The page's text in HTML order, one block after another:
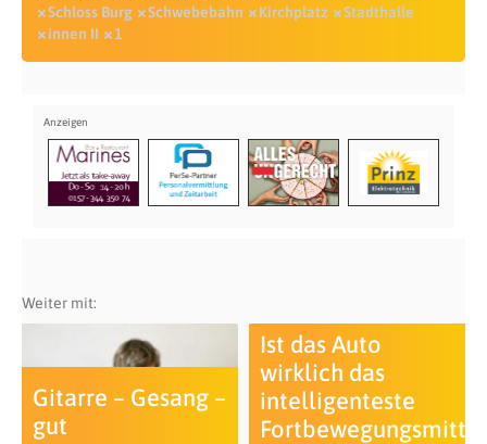
Schloss Burg
Schwebebahn Kirchplatz
Stadthalle
innen II
1
Weiter mit:
Gitarre – Gesang –
gut
Ist das Auto
wirklich das
intelligenteste